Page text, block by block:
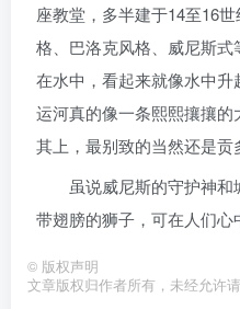
座教堂，多半建于14至16
格、巴洛克风格、威尼斯
在水中，看起来就像水中
运河真的像一条熙熙攘攘
其上，最别致的当然还是贡
虽说威尼斯的守护神
带翅膀的狮子，可在人们
© 版权声明
文章版权归作者所有，未经允许请